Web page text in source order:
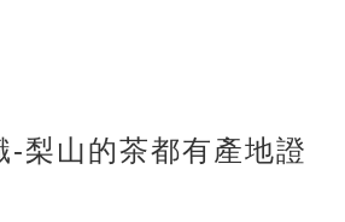
受潮】放在潮濕環境、沒有密封
淡、品質下降 解法：保持乾燥＋密
-梨山的茶都有產地證